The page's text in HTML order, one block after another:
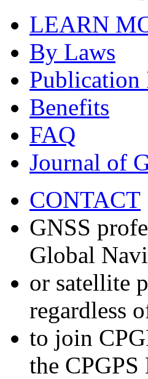
LEARN
By Laws
Publication
Benefits
FAQ
Journal of
CONTACT
GNSS
Global
or satellite
regardless
to join
the